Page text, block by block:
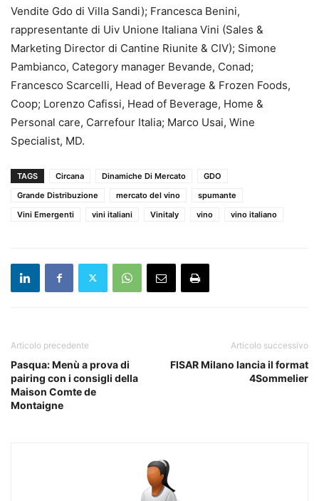
Vendite Gdo di Villa Sandi); Francesca Benini,
rappresentante di Uiv Unione Italiana Vini (Sales &
Marketing Director di Cantine Riunite & CIV); Simone
Pambianco, Category manager Bevande, Conad;
Francesco Scarcelli, Head of Beverage & Frozen Foods,
Coop; Lorenzo Cafissi, Head of Beverage, Home &
Personal care, Carrefour Italia; Marco Usai, Wine
Specialist, MD.
TAGS Circana Dinamiche Di Mercato
GDO
Grande Distribuzione
mercato del vino
spumante
Vini Emergenti
vini italiani Vinitaly vino vino italiano
Articolo precedente
Pasqua: Menù a prova di
pairing con i consigli della
Maison Comte de
Montaigne
Articolo successivo
FISAR Milano lancia il format
4Sommelier